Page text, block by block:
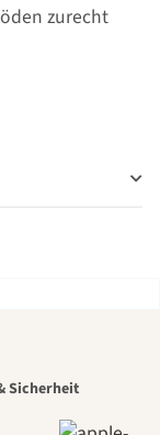
zurecht
Sicherheit